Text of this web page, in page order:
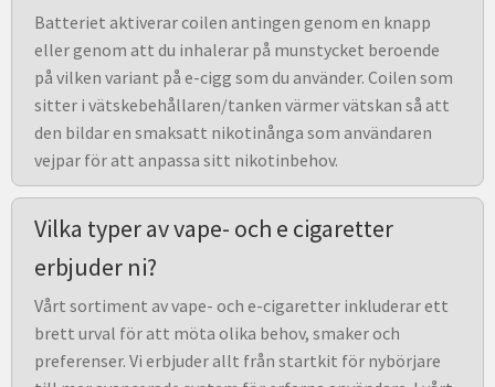
Batteriet aktiverar coilen antingen genom en knapp
eller genom att du inhalerar på munstycket beroende
på vilken variant på e-cigg som du använder. Coilen som
sitter i vätskebehållaren/tanken värmer vätskan så att
den bildar en smaksatt nikotinånga som användaren
vejpar för att anpassa sitt nikotinbehov.
Vilka typer av vape- och e cigaretter
erbjuder ni?
Vårt sortiment av vape- och e-cigaretter inkluderar ett
brett urval för att möta olika behov, smaker och
preferenser. Vi erbjuder allt från startkit för nybörjare